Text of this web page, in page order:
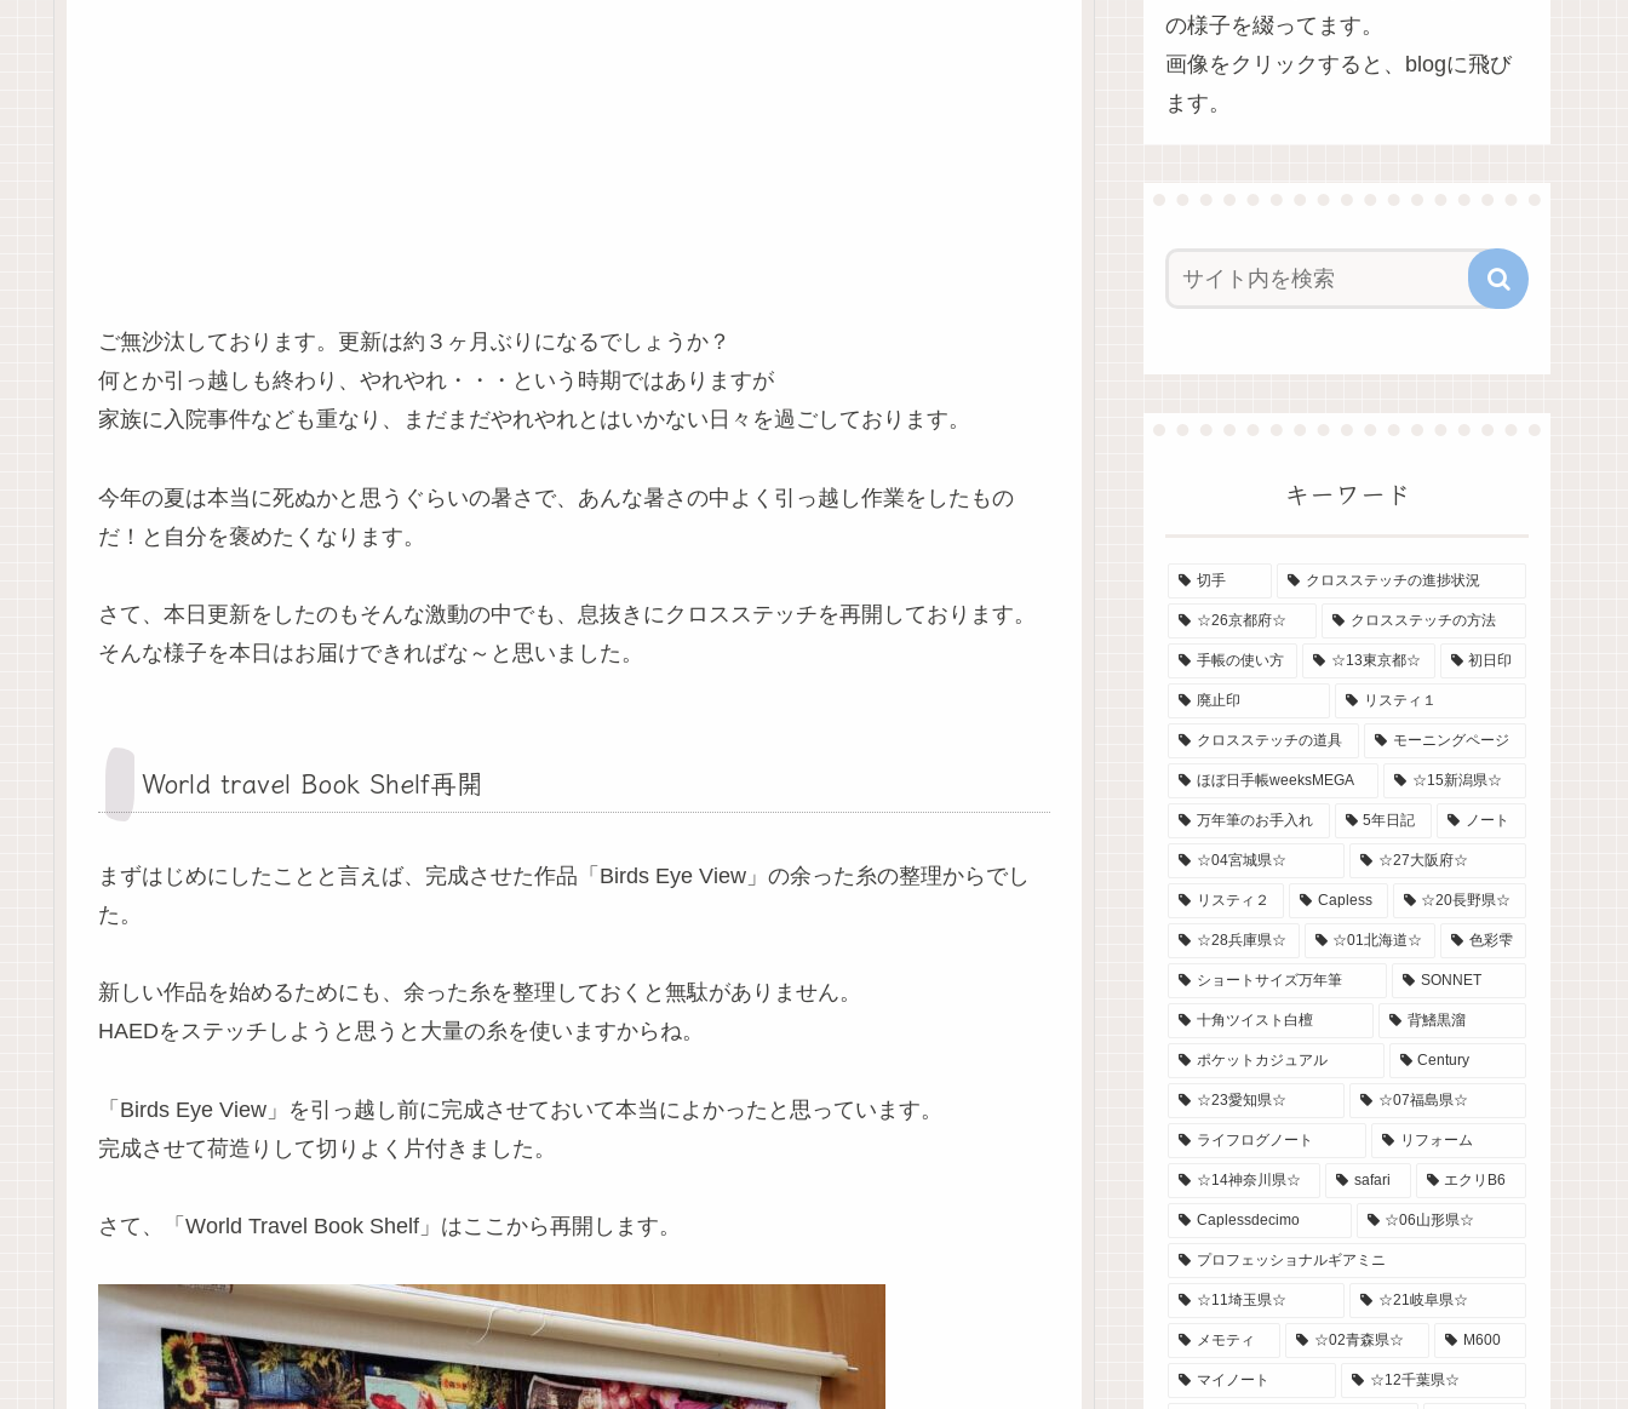
ご無沙汰しております。更新は約３ヶ月ぶりになるでしょうか？
何とか引っ越しも終わり、やれやれ・・・という時期ではありますが
家族に入院事件なども重なり、まだまだやれやれとはいかない日々を過ごしております。
今年の夏は本当に死ぬかと思うぐらいの暑さで、あんな暑さの中よく引っ越し作業をしたもの
だ！と自分を褒めたくなります。
さて、本日更新をしたのもそんな激動の中でも、息抜きにクロスステッチを再開しております。
そんな様子を本日はお届けできればな～と思いました。
World travel Book Shelf再開
まずはじめにしたことと言えば、完成させた作品「Birds Eye View」の余った糸の整理からでし
た。
新しい作品を始めるためにも、余った糸を整理しておくと無駄がありません。
HAEDをステッチしようと思うと大量の糸を使いますからね。
「Birds Eye View」を引っ越し前に完成させておいて本当によかったと思っています。
完成させて荷造りして切りよく片付きました。
さて、「World Travel Book Shelf」はここから再開します。
の様子を綴ってます。
画像をクリックすると、blogに飛び
ます。
キーワード
切手 クロスステッチの進捗状況
☆26京都府☆ クロスステッチの方法
手帳の使い方 ☆13東京都☆ 初日印
廃止印 リスティ１
クロスステッチの道具 モーニングページ
ほぼ日手帳weeksMEGA ☆15新潟県☆
万年筆のお手入れ 5年日記 ノート
☆04宮城県☆ ☆27大阪府☆
リスティ２ Capless ☆20長野県☆
☆28兵庫県☆ ☆01北海道☆ 色彩雫
ショートサイズ万年筆 SONNET
十角ツイスト白檀 背鰭黒溜
ポケットカジュアル Century
☆23愛知県☆ ☆07福島県☆
ライフログノート リフォーム
☆14神奈川県☆ safari エクリB6
Caplessdecimo ☆06山形県☆
プロフェッショナルギアミニ
☆11埼玉県☆ ☆21岐阜県☆
メモティ ☆02青森県☆ M600
マイノート ☆12千葉県☆